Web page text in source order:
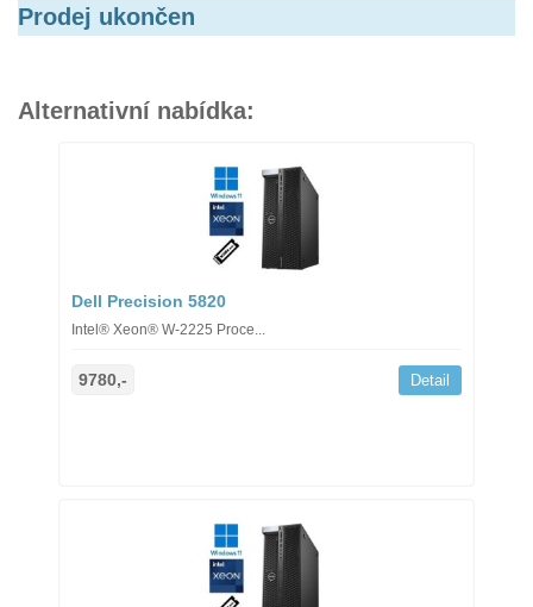
Prodej ukončen
Alternativní nabídka:
Dell Precision 5820
Intel® Xeon® W-2225 Proce...
9780,- Detail